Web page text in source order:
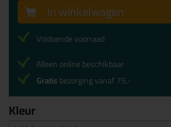
Kleur
In winkelwagen
Voldoende voorraad
Alleen online beschikbaar
Gratisbezorging vanaf 75,-